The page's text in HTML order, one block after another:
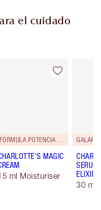
el cuidado
Artículo 2 de 92
¡FÓRMULA POTENCIADA!
MAGIC
ml Moisturiser
SERUM
ELIXIR
30 ml